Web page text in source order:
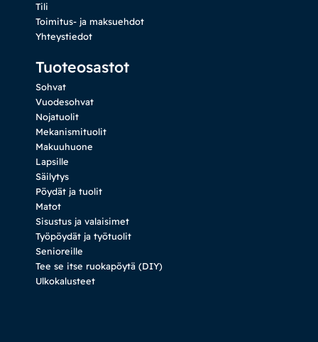
Tili
Toimitus- ja maksuehdot
Yhteystiedot
Tuoteosastot
Sohvat
Vuodesohvat
Nojatuolit
Mekanismituolit
Makuuhuone
Lapsille
Säilytys
Pöydät ja tuolit
Matot
Sisustus ja valaisimet
Työpöydät ja työtuolit
Senioreille
Tee se itse ruokapöytä (DIY)
Ulkokalusteet